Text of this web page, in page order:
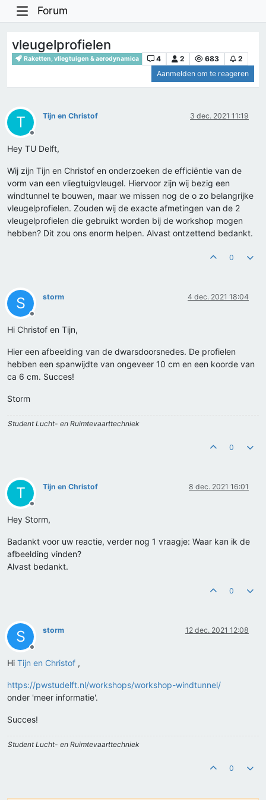
Forum
vleugelprofielen
Raketten, vliegtuigen & aerodynamica 4 2 683
2
Aanmelden om te reageren
T
Offline
Tijn en Christof 3 dec. 2021 11:19
Hey TU Delft,
Wij zijn Tijn en Christof en onderzoeken de efficiëntie van de
vorm van een vliegtuigvleugel. Hiervoor zijn wij bezig een
windtunnel te bouwen, maar we missen nog de o zo belangrijke
vleugelprofielen. Zouden wij de exacte afmetingen van de 2
vleugelprofielen die gebruikt worden bij de workshop mogen
hebben? Dit zou ons enorm helpen. Alvast ontzettend bedankt.
0
S
Offline
storm 4 dec. 2021 18:04
Hi Christof en Tijn,
Hier een afbeelding van de dwarsdoorsnedes. De profielen
hebben een spanwijdte van ongeveer 10 cm en een koorde van
ca 6 cm. Succes!
Storm
Student Lucht- en Ruimtevaarttechniek
0
T
Offline
Tijn en Christof 8 dec. 2021 16:01
Hey Storm,
Badankt voor uw reactie, verder nog 1 vraagje: Waar kan ik de
afbeelding vinden?
Alvast bedankt.
0
S
Offline
storm 12 dec. 2021 12:08
Hi Tijn en Christof ,
https://pwstudelft.nl/workshops/workshop-windtunnel/
onder 'meer informatie'.
Succes!
Student Lucht- en Ruimtevaarttechniek
0